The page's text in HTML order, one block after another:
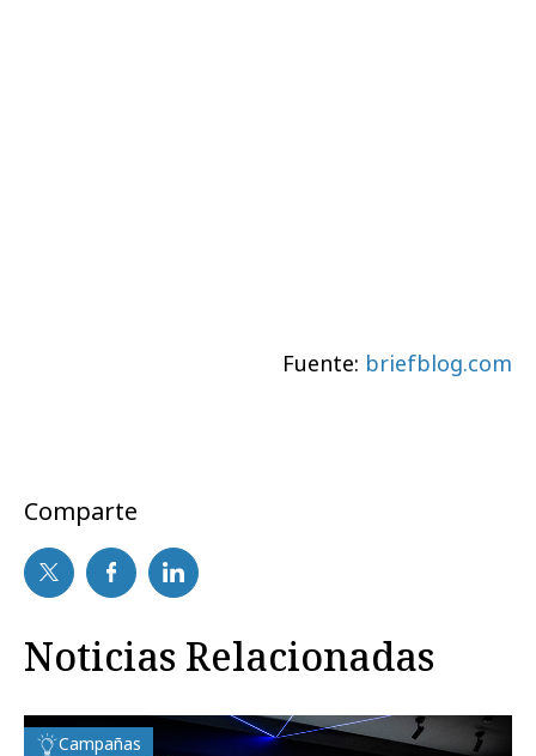
Fuente: briefblog.com
Comparte
Noticias Relacionadas
Campañas